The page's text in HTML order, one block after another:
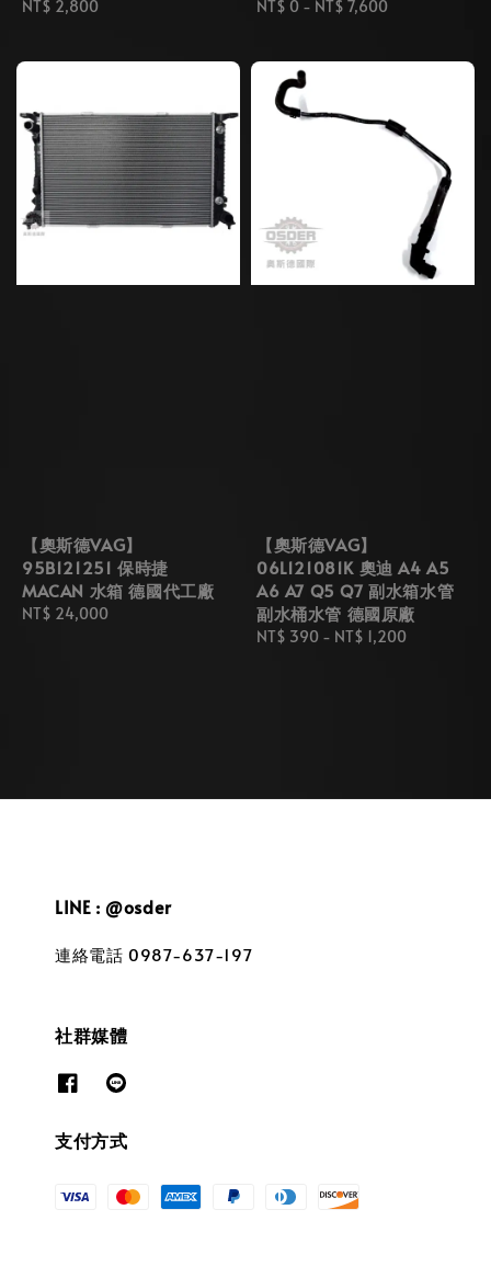
Regular
NT$ 2,800
Regular
NT$ 0 - NT$ 7,600
【奧斯德VAG】
95B121251 保時捷
MACAN 水箱 德國代工廠
Regular
NT$ 24,000
【奧斯德VAG】
06L121081K 奧迪 A4 A5
A6 A7 Q5 Q7 副水箱水管
副水桶水管 德國原廠
Regular
NT$ 390 - NT$ 1,200
LINE : @osder
連絡電話 0987-637-197
社群媒體
支付方式